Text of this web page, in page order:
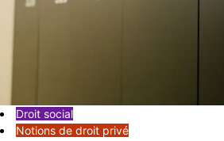
Droit social
Notions de droit privé